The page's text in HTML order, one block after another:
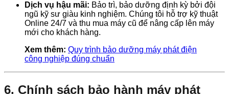
Dịch vụ hậu mãi: Bảo trì, bảo dưỡng định kỳ bởi đội
ngũ kỹ sư giàu kinh nghiệm. Chúng tôi hỗ trợ kỹ thuật
Online 24/7 và thu mua máy cũ để nâng cấp lên máy
mới cho khách hàng.
Xem thêm: Quy trình bảo dưỡng máy phát điện
công nghiệp đúng chuẩn
6. Chính sách bảo hành máy phát